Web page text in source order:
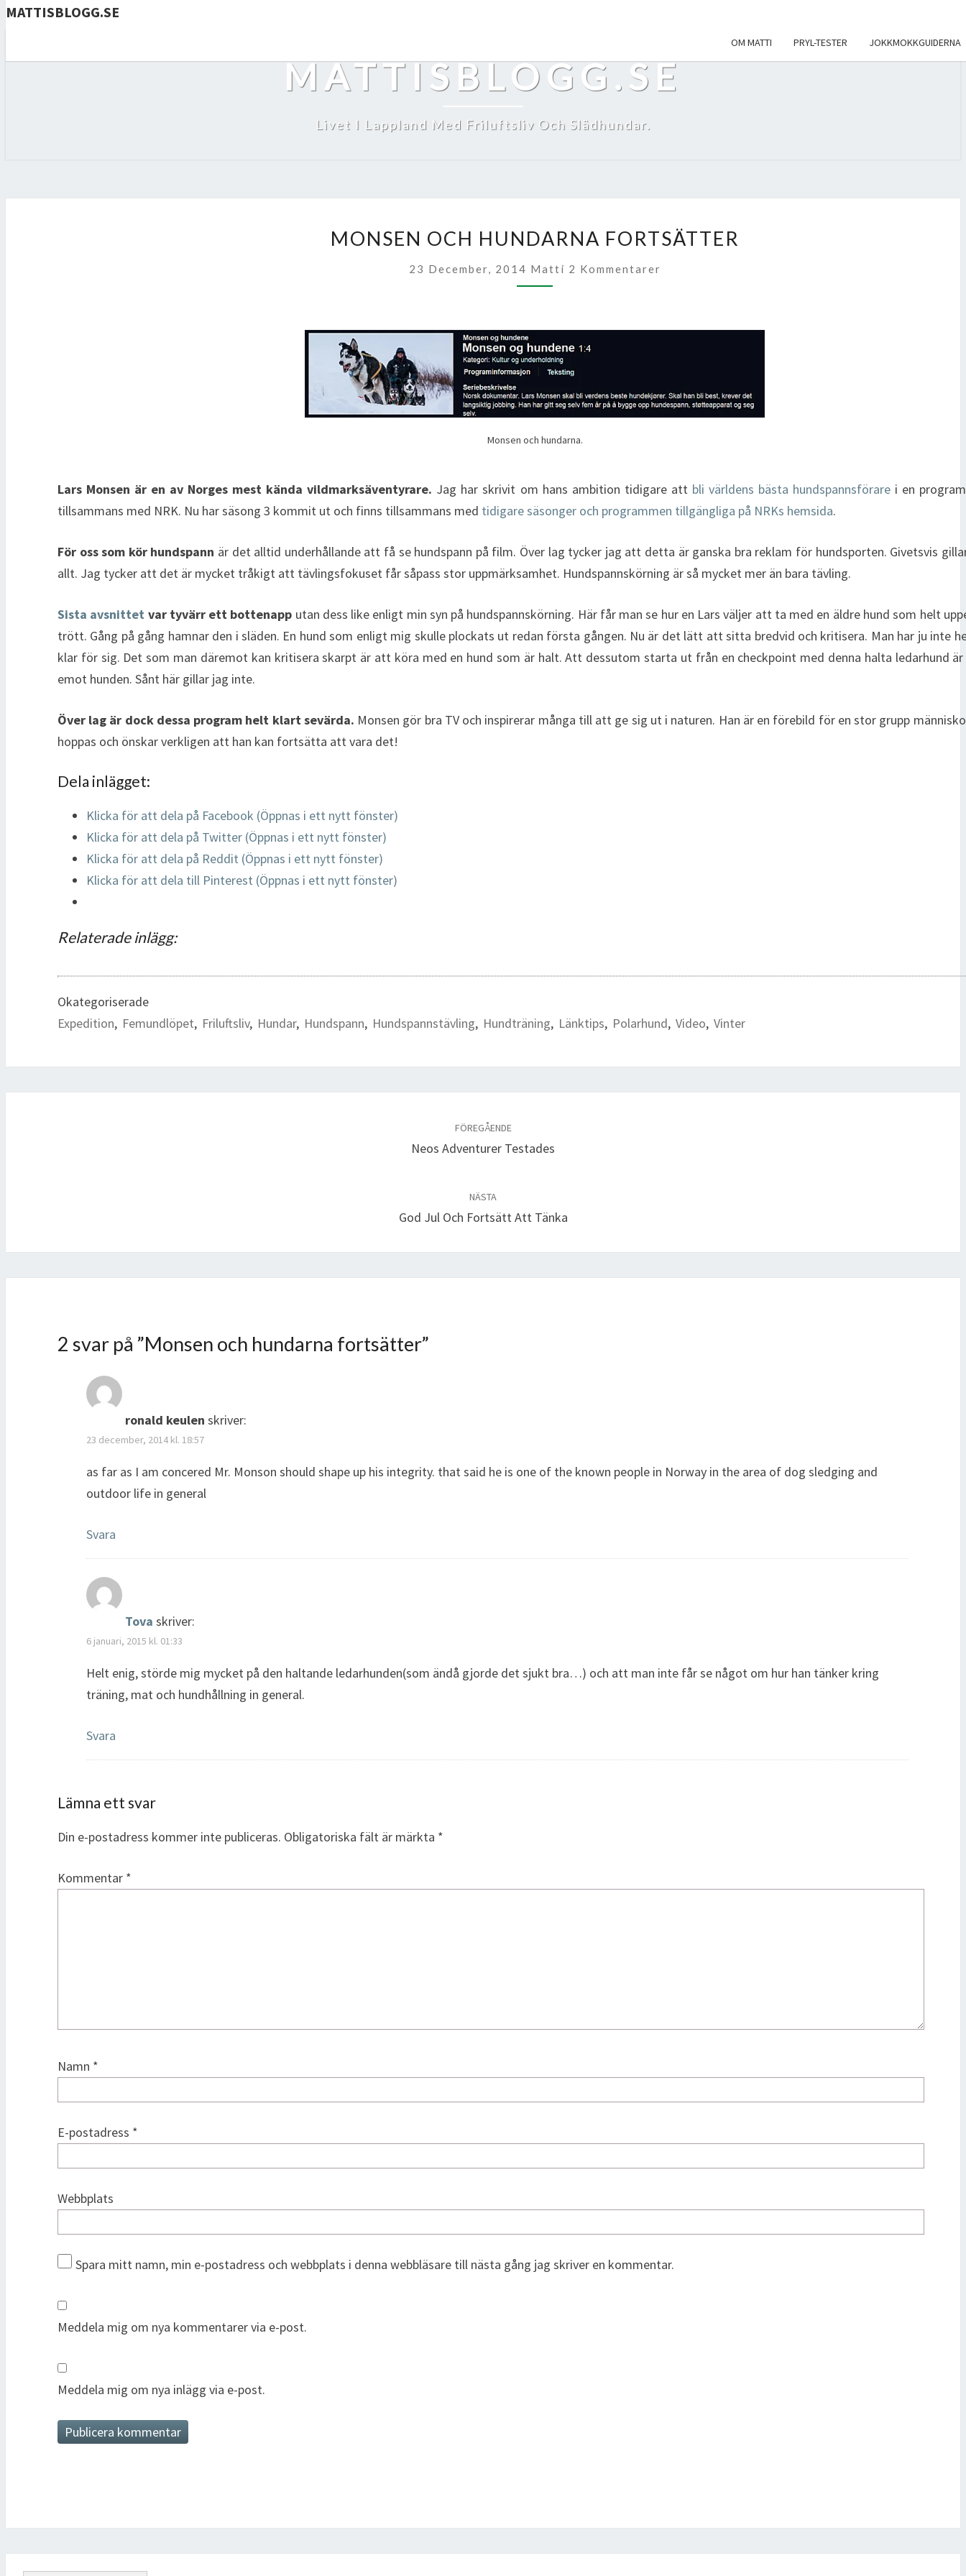
MATTISBLOGG.SE
OM MATTI PRYL-TESTER JOKKMOKKGUIDERNA
MATTISBLOGG.SE
Livet I Lappland Med Friluftsliv Och Slädhundar.
OCH
HUNDARNA
FORTSÄTTER
MONSEN OCH HUNDARNA FORTSÄTTER
23 December, 2014 Matti Kommentarer
2 Kommentarer
Monsen och hundarna.
Lars Monsen är en av Norges mest kända vildmarksäventyrare. Jag har skrivit om hans ambition tidigare att bli världens bästa hundspannsförarei en
tillsammans med NRK. Nu har säsong 3 kommit ut och finns tillsammans med tidigare säsonger och programmen tillgängliga på NRKs hemsida.
För oss som kör hundspann är det alltid underhållande att få se hundspann på film. Över lag tycker jag att detta är ganska bra reklam för hundsporten. Givetsvis
allt. Jag tycker att det är mycket tråkigt att tävlingsfokuset får såpass stor uppmärksamhet. Hundspannskörning är så mycket mer än bara tävling.
Sista avsnittet var tyvärr ett bottenapp utan dess like enligt min syn på hundspannskörning. Här får man se hur en Lars väljer att ta med en äldre hund som helt
trött. Gång på gång hamnar den i släden. En hund som enligt mig skulle plockats ut redan första gången. Nu är det lätt att sitta bredvid och kritisera. Man har ju inte
klar för sig. Det som man däremot kan kritisera skarpt är att köra med en hund som är halt. Att dessutom starta ut från en checkpoint med denna halta ledarhund
emot hunden. Sånt här gillar jag inte.
Över lag är dock dessa program helt klart sevärda. Monsen gör bra TV och inspirerar många till att ge sig ut i naturen. Han är en förebild för en stor grupp
hoppas och önskar verkligen att han kan fortsätta att vara det!
Dela inlägget:
Klicka för att dela på Facebook (Öppnas i ett nytt fönster)
Klicka för att dela på Twitter (Öppnas i ett nytt fönster)
Klicka för att dela på Reddit (Öppnas i ett nytt fönster)
Klicka för att dela till Pinterest (Öppnas i ett nytt fönster)
Relaterade inlägg:
Okategoriserade
Expedition, Femundlöpet, Friluftsliv, Hundar, Hundspann, Hundspannstävling, Hundträning, Länktips, Polarhund, Video, Vinter
FÖREGÅENDE
Neos Adventurer Testades
NÄSTA
God Jul Och Fortsätt Att Tänka
2 svar på ”Monsen och hundarna fortsätter”
ronald keulen skriver:
23 december, 2014 kl. 18:57
as far as I am concered Mr. Monson should shape up his integrity. that said he is one of the known people in Norway in the area of dog sledging and
outdoor life in general
Svara
Tova skriver:
6 januari, 2015 kl. 01:33
Helt enig, störde mig mycket på den haltande ledarhunden(som ändå gjorde det sjukt bra…) och att man inte får se något om hur han tänker kring
träning, mat och hundhållning in general.
Svara
Lämna ett svar
Din e-postadress kommer inte publiceras. Obligatoriska fält är märkta *
Kommentar *
Namn *
E-postadress *
Webbplats
Spara mitt namn, min e-postadress och webbplats i denna webbläsare till nästa gång jag skriver en kommentar.
Meddela mig om nya kommentarer via e-post.
Meddela mig om nya inlägg via e-post.